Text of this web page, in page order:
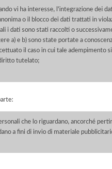
vi ha interesse, l'integrazione dei
o il blocco dei dati trattati in
i dati sono stati raccolti o
a) e b) sono state portate a
il caso in cui tale adempimento
tutelato;
che lo riguardano, ancorché
a fini di invio di materiale